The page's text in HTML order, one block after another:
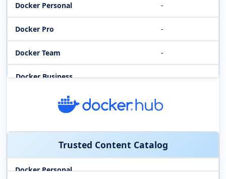
-
-
-
Trusted Content Catalog